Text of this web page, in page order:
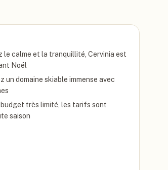
le calme et la tranquillité, Cervinia est
Noël
un domaine skiable immense avec
budget très limité, les tarifs sont
saison